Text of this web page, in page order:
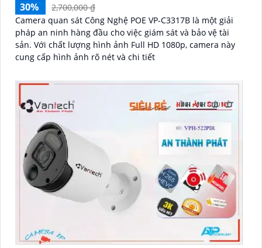
30%
2,700,000 ₫
Camera quan sát Công Nghệ POE VP-C3317B là một giải
pháp an ninh hàng đầu cho việc giám sát và bảo vệ tài
sản. Với chất lượng hình ảnh Full HD 1080p, camera này
cung cấp hình ảnh rõ nét và chi tiết